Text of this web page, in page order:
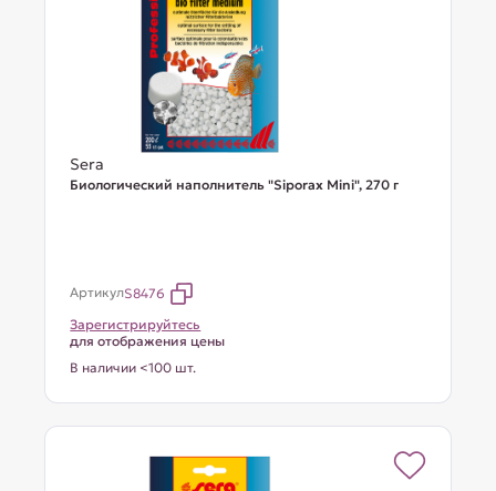
Sera
Биологический наполнитель "Siporax Mini", 270 г
АртикулS8476
Зарегистрируйтесь
для отображения цены
В наличии <100 шт.